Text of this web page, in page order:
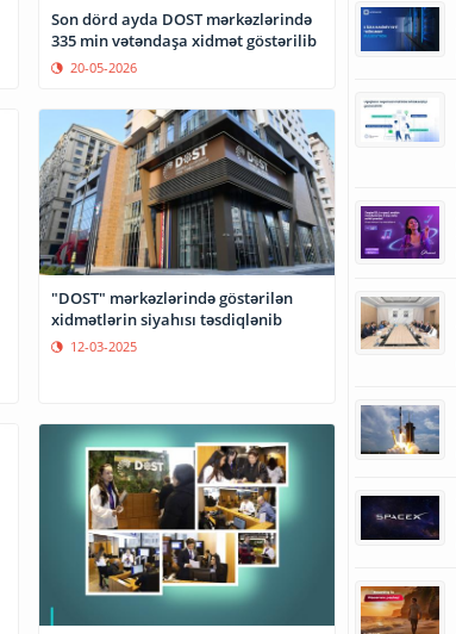
Son dörd ayda DOST mərkəzlərində
335 min vətəndaşa xidmət göstərilib
20-05-2026
"DOST" mərkəzlərində göstərilən
xidmətlərin siyahısı təsdiqlənib
12-03-2025